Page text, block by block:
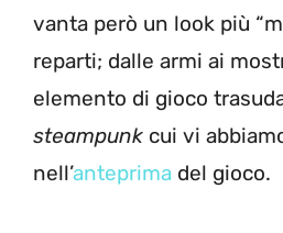
vanta però un look più
reparti; dalle armi ai
elemento di gioco
steampunk cui vi
nell’anteprima del gioco.